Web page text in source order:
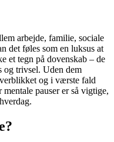
arbejde, familie, sociale
det føles som en luksus at
et tegn på dovenskab – de
og trivsel. Uden dem
og i værste fald
pauser er så vigtige,